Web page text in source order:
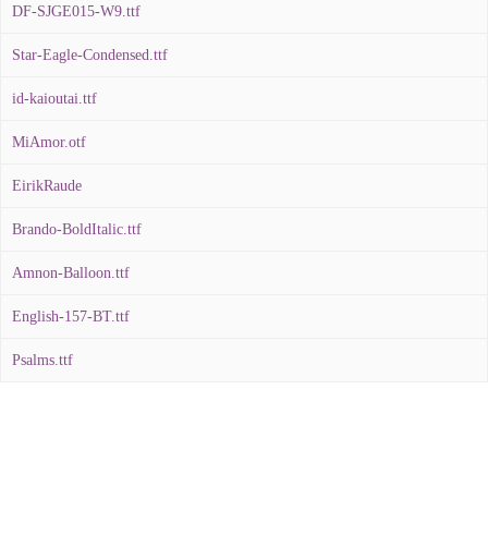
DF-SJGE015-W9.ttf
Star-Eagle-Condensed.ttf
id-kaioutai.ttf
MiAmor.otf
EirikRaude
Brando-BoldItalic.ttf
Amnon-Balloon.ttf
English-157-BT.ttf
Psalms.ttf